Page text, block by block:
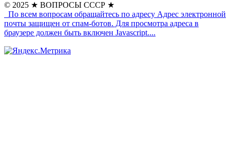
© 2025 ★ ВОПРОСЫ СССР ★
По всем вопросам обращайтесь по адресу Адрес электронной
почты защищен от спам-ботов. Для просмотра адреса в
браузере должен быть включен Javascript....